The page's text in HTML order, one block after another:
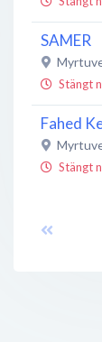
SAMER
Stängt
Fahed
Stängt